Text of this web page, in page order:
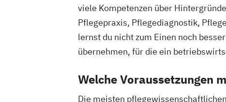
viele Kompetenzen über
Pflegepraxis, Pflegediagnostik,
lernst du nicht zum Einen noch
übernehmen, für die ein
Welche Voraussetzungen
Die meisten